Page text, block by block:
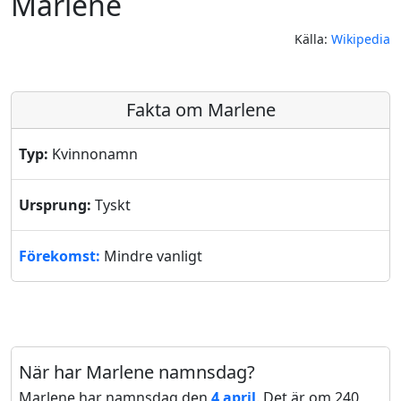
Källa: Wikipedia
Fakta om Marlene
Typ: Kvinnonamn
Ursprung: Tyskt
Förekomst: Mindre vanligt
När har Marlene namnsdag?